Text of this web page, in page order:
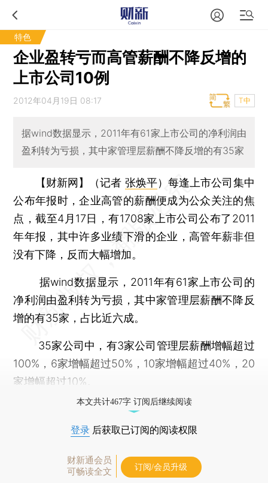
特色
企业盈转亏而高管薪酬不降反增的
上市公司10例
2012年04月19日 08:17 T中
据wind数据显示，2011年有61家上市公司的净利润由
盈利转为亏损，其中家管理层薪酬不降反增的有35家
【财新网】（记者 张焕平） 每逢上市公司集中
公布年报时，企业高管的薪酬便成为公众关注的焦
点，截至4月17日，有1708家上市公司公布了2011
年年报，其中许多业绩下滑的企业，高管年薪非但
没有下降，反而大幅增加。
据wind数据显示，2011年有61家上市公司的
净利润由盈利转为亏损，其中家管理层薪酬不降反
增的有35家，占比近六成。
35家公司中，有3家公司管理层薪酬增幅超过
100%，6家增幅超过50%，10家增幅超过40%，20
家增幅超过10%。
本文共计467字 订阅后继续阅读
登录 后获取已订阅的阅读权限
财新通会员
可畅读全文
订阅/会员升级